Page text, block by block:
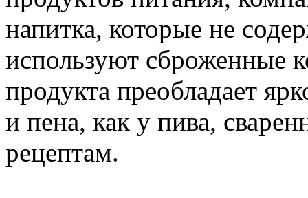
напитка, которые не
используют сброженные
продукта преобладает
и пена, как у пива,
рецептам.